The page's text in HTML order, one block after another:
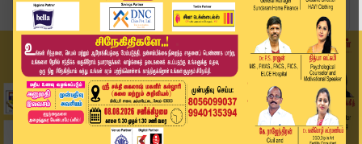
ஜி20 உச்சி மாநாடு பிற நாட்டு தலைவர்களுடன் ஆலோசன...